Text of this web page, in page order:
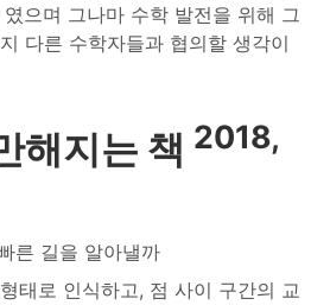
으며 그나마 수학 발전을 위해 그
다른 수학자들과 협의할 생각이
해지는 책 2018,
른 길을 알아낼까
태로 인식하고, 점 사이 구간의 교